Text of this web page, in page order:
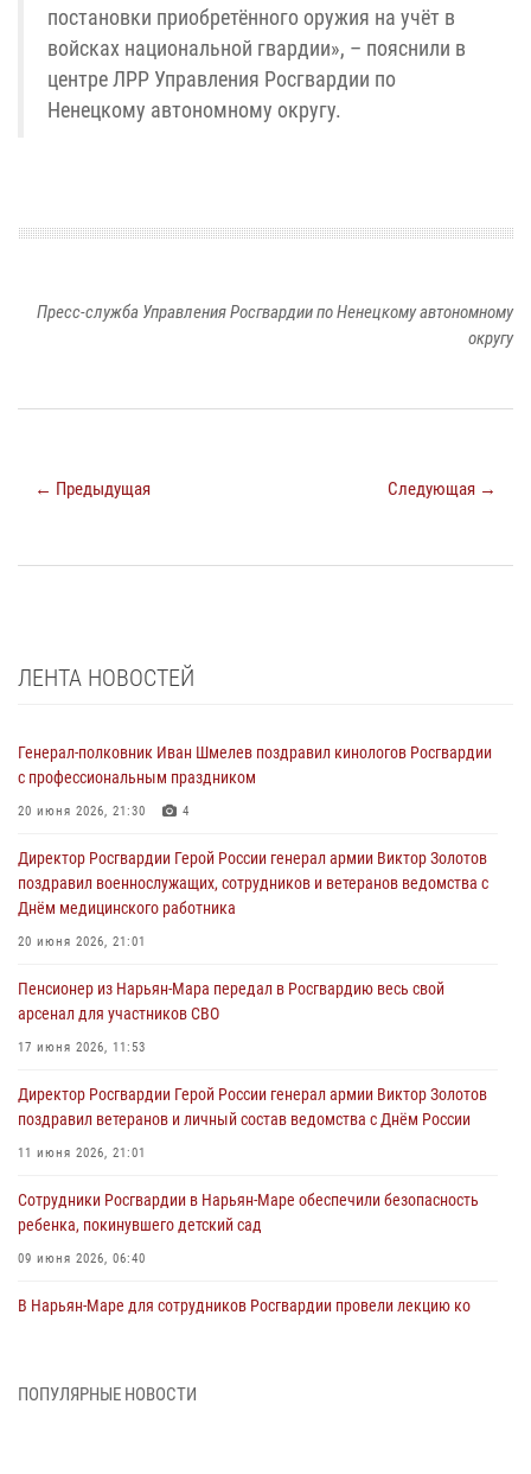
постановки приобретённого оружия на учёт в
войсках национальной гвардии», – пояснили в
центре ЛРР Управления Росгвардии по
Ненецкому автономному округу.
Пресс-служба Управления Росгвардии по Ненецкому автономному
округу
← Предыдущая Следующая →
ЛЕНТА НОВОСТЕЙ
Генерал-полковник Иван Шмелев поздравил кинологов Росгвардии
с профессиональным праздником
20 июня 2026, 21:30 4
Директор Росгвардии Герой России генерал армии Виктор Золотов
поздравил военнослужащих, сотрудников и ветеранов ведомства с
Днём медицинского работника
20 июня 2026, 21:01
Пенсионер из Нарьян-Мара передал в Росгвардию весь свой
арсенал для участников СВО
17 июня 2026, 11:53
Директор Росгвардии Герой России генерал армии Виктор Золотов
поздравил ветеранов и личный состав ведомства с Днём России
11 июня 2026, 21:01
Сотрудники Росгвардии в Нарьян-Маре обеспечили безопасность
ребенка, покинувшего детский сад
09 июня 2026, 06:40
В Нарьян-Маре для сотрудников Росгвардии провели лекцию ко
ПОПУЛЯРНЫЕ НОВОСТИ